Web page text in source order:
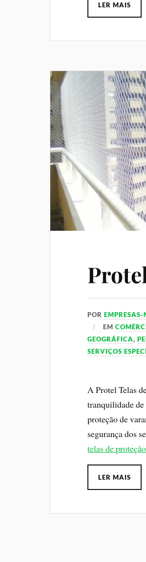
LER MAIS
POR
EM
GEOGRÁFICA,
SERVIÇOS
A Protel Telas
tranquilidade de
proteção de
segurança dos
telas de proteção
LER MAIS